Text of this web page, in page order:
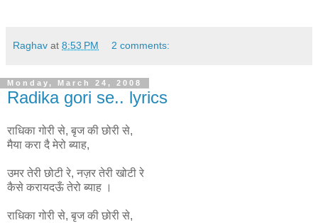
Raghav at 8:53 PM 2 comments:
Monday, March 24, 2008
Radika gori se.. lyrics
राधिका गोरी से, बृज की छोरी से,
मैया करा दै मेरो ब्याह,
उमर तेरी छोटी रे, नज़र तेरी खोटी रे
कैसे करायदऊँ तेरो ब्याह ।
राधिका गोरी से, बृज की छोरी से,